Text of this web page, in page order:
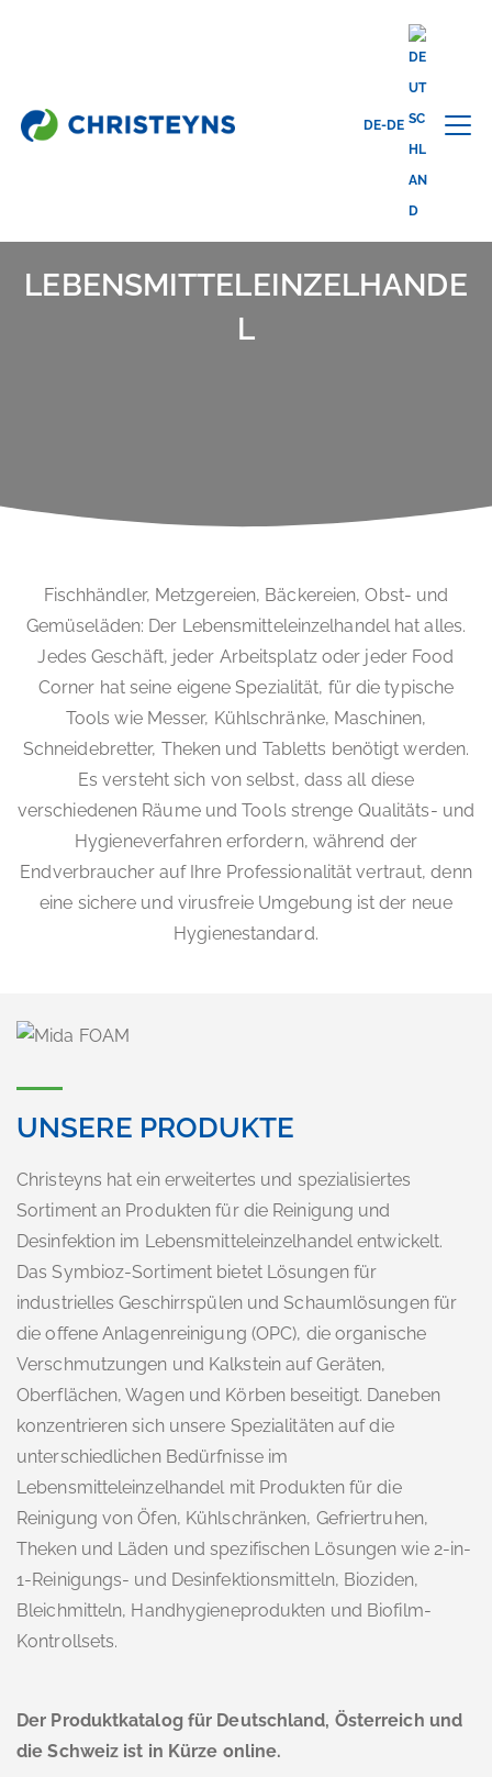
DE-DE
Lebensmitteleinzelhandel
LEBENSMITTELEINZELHANDE
L
Fischhändler, Metzgereien, Bäckereien, Obst- und
Gemüseläden: Der Lebensmitteleinzelhandel hat alles.
Jedes Geschäft, jeder Arbeitsplatz oder jeder Food
Corner hat seine eigene Spezialität, für die typische
Tools wie Messer, Kühlschränke, Maschinen,
Schneidebretter, Theken und Tabletts benötigt werden.
Es versteht sich von selbst, dass all diese
verschiedenen Räume und Tools strenge Qualitäts- und
Hygieneverfahren erfordern, während der
Endverbraucher auf Ihre Professionalität vertraut, denn
eine sichere und virusfreie Umgebung ist der neue
Hygienestandard.
UNSERE PRODUKTE
Christeyns hat ein erweitertes und spezialisiertes
Sortiment an Produkten für die Reinigung und
Desinfektion im Lebensmitteleinzelhandel entwickelt.
Das Symbioz-Sortiment bietet Lösungen für
industrielles Geschirrspülen und Schaumlösungen für
die offene Anlagenreinigung (OPC), die organische
Verschmutzungen und Kalkstein auf Geräten,
Oberflächen, Wagen und Körben beseitigt. Daneben
konzentrieren sich unsere Spezialitäten auf die
unterschiedlichen Bedürfnisse im
Lebensmitteleinzelhandel mit Produkten für die
Reinigung von Öfen, Kühlschränken, Gefriertruhen,
Theken und Läden und spezifischen Lösungen wie 2-in-
1-Reinigungs- und Desinfektionsmitteln, Bioziden,
Bleichmitteln, Handhygieneprodukten und Biofilm-
Kontrollsets.
Der Produktkatalog für Deutschland, Österreich und
die Schweiz ist in Kürze online.